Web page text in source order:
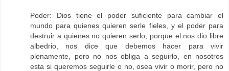
Poder: Dios tiene el poder suficiente para cambiar el
mundo para quienes quieren serle fieles, y el poder para
destruir a quienes no quieren serlo, porque el nos dio libre
albedrio, nos dice que debemos hacer para vivir
plenamente, pero no nos obliga a seguirlo, en nosotros
esta si queremos seguirle o no, osea vivir o morir, pero no